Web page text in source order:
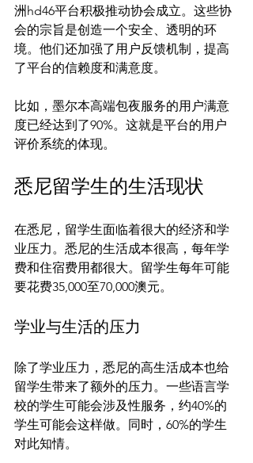
洲hd46平台积极推动协会成立。这些协
会的宗旨是创造一个安全、透明的环
境。他们还加强了用户反馈机制，提高
了平台的信赖度和满意度。
比如，墨尔本高端包夜服务的用户满意
度已经达到了90%。这就是平台的用户
悉尼留学生的生活现状
在悉尼，留学生面临着很大的经济和学
业压力。悉尼的生活成本很高，每年学
费和住宿费用都很大。留学生每年可能
学业与生活的压力
除了学业压力，悉尼的高生活成本也给
留学生带来了额外的压力。一些语言学
校的学生可能会涉及性服务，约40%的
学生可能会这样做。同时，60%的学生
对此知情。